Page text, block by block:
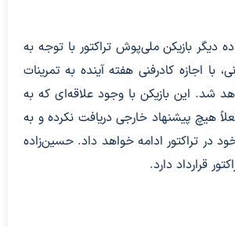
دیگر بازیکن ملی‌پوش تراکتور با توجه به
با اجازه کادرفنی هفته آینده به تمرینات
شد. این بازیکن با وجود علاقه‌ای که به
هیچ پیشنهاد خارجی دریافت نکرده و به
در تراکتور ادامه خواهد داد. حسین‌زاده
قرارداد دارد.